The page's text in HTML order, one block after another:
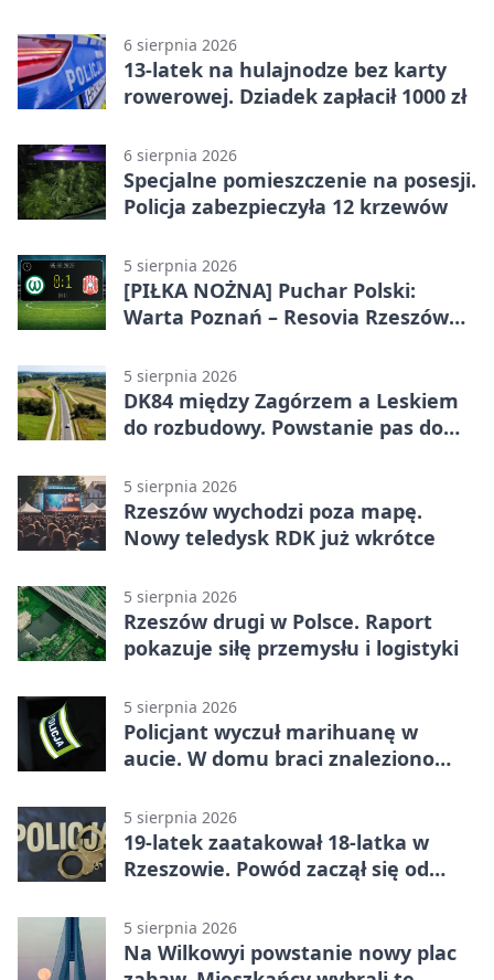
6 sierpnia 2026
13-latek na hulajnodze bez karty
rowerowej. Dziadek zapłacił 1000 zł
6 sierpnia 2026
Specjalne pomieszczenie na posesji.
Policja zabezpieczyła 12 krzewów
5 sierpnia 2026
[PIŁKA NOŻNA] Puchar Polski:
Warta Poznań – Resovia Rzeszów
pierwszoligowca
5 sierpnia 2026
DK84 między Zagórzem a Leskiem
do rozbudowy. Powstanie pas do
5 sierpnia 2026
Rzeszów wychodzi poza mapę.
Nowy teledysk RDK już wkrótce
5 sierpnia 2026
Rzeszów drugi w Polsce. Raport
pokazuje siłę przemysłu i logistyki
5 sierpnia 2026
Policjant wyczuł marihuanę w
aucie. W domu braci znaleziono
5 sierpnia 2026
19-latek zaatakował 18-latka w
Rzeszowie. Powód zaczął się od
5 sierpnia 2026
Na Wilkowyi powstanie nowy plac